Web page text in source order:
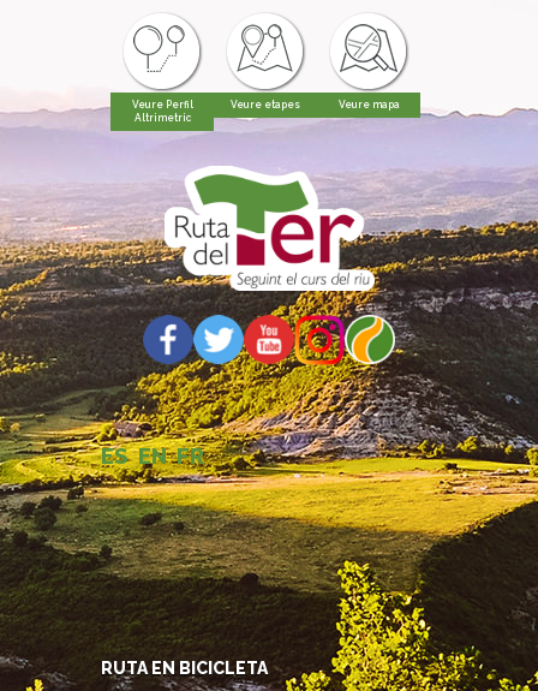
Veure Perfil
Altrimetric
Veure etapes Veure mapa
ES EN FR
RUTA EN BICICLETA